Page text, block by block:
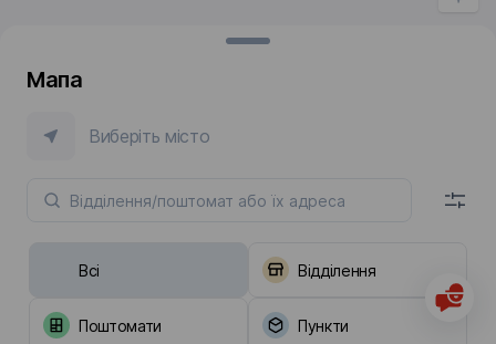
Мапа
Виберіть місто
Всі Відділення
Поштомати Пункти